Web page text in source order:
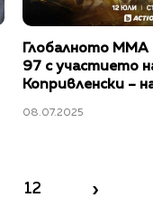
Глобалното ММА
97 с участието
Копривленски –
08.07.2025
12 ›